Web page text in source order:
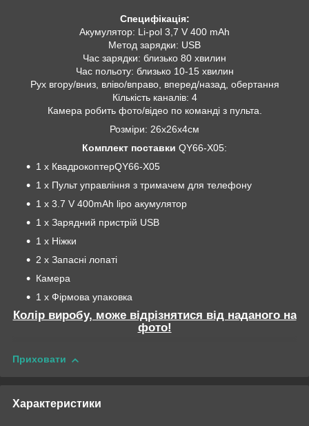
Специфікація:
Акумулятор: Li-pol 3,7 V 400 mAh
Метод зарядки: USB
Час зарядки: близько 80 хвилин
Час польоту: близько 10-15 хвилин
Рух вгору/вниз, вліво/вправо, вперед/назад, обертання
Кількість каналів: 4
Камера робить фото/відео по команді з пульта.
Розміри: 26х26х4см
Комплект поставки QY66-X05:
1 x КвадрокоптерQY66-X05
1 x Пульт управління з тримачем для телефону
1 x 3.7 V 400mAh lipo акумулятор
1 x Зарядний пристрій USB
1 x Ніжки
2 x Запасні лопаті
Камера
1 x Фірмова упаковка
Колір виробу, може відрізнятися від наданого на
фото!
Приховати
Характеристики